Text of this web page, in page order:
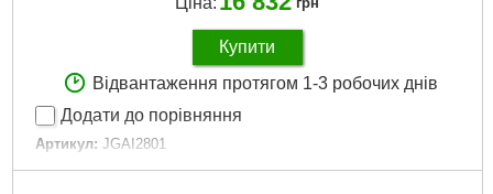
Купити
Відвантаження протягом 1-3 робочих днів
Додати до порівняння
Артикул: JGAI2801
Код товару: 11.20.04